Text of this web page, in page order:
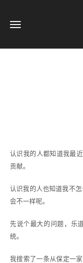
认识我的人都知道我最
贡献。
认识我的人也知道我不
会不一样呢。
先说个最大的问题，乐
统。
我搜索了一条从保定一